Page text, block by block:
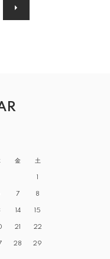
金 土
1
7 8
14 15
21 22
28 29